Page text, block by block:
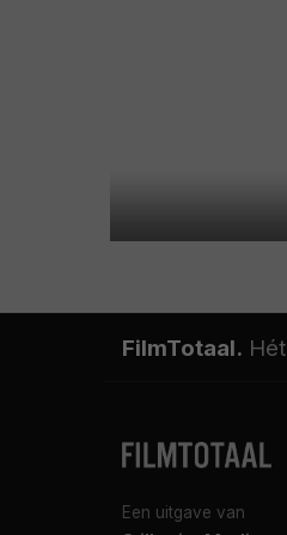
FilmTotaal.
Een uitgave van